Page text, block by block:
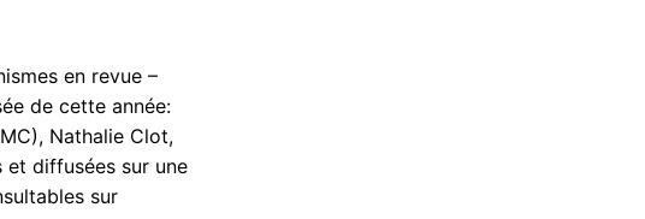
en revue –
de cette année:
Nathalie Clot,
et diffusées sur une
sur